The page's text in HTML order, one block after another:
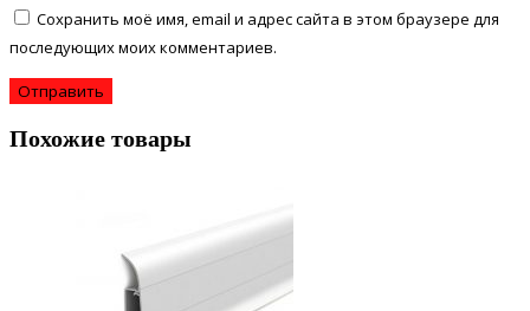
Сохранить моё имя, email и адрес сайта в этом браузере для
последующих моих комментариев.
Похожие товары